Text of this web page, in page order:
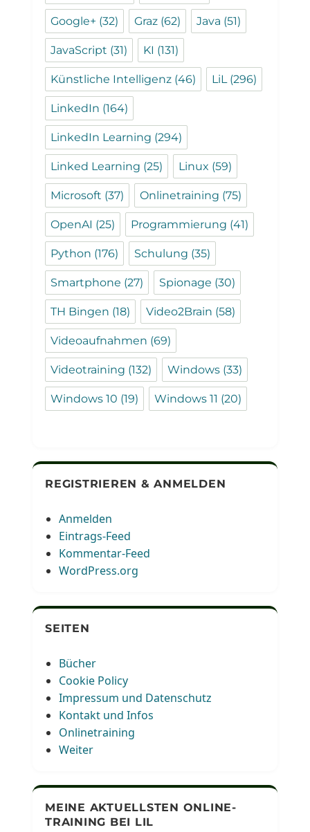
Google+ (32) Graz (62) Java (51)
JavaScript (31) KI (131)
Künstliche Intelligenz (46) LiL(296)
LinkedIn (164)
LinkedIn Learning (294)
Linked Learning (25) Linux (59)
Microsoft (37) Onlinetraining (75)
OpenAI (25) Programmierung (41)
Python (176) Schulung (35)
Smartphone (27) Spionage (30)
TH Bingen (18) Video2Brain (58)
Videoaufnahmen (69)
Videotraining (132) Windows (33)
Windows 10 (19) Windows 11 (20)
REGISTRIEREN & ANMELDEN
Anmelden
Eintrags-Feed
Kommentar-Feed
WordPress.org
SEITEN
Bücher
Cookie Policy
Impressum und Datenschutz
Kontakt und Infos
Onlinetraining
Weiter
MEINE AKTUELLSTEN ONLINE-
TRAINING BEI LIL